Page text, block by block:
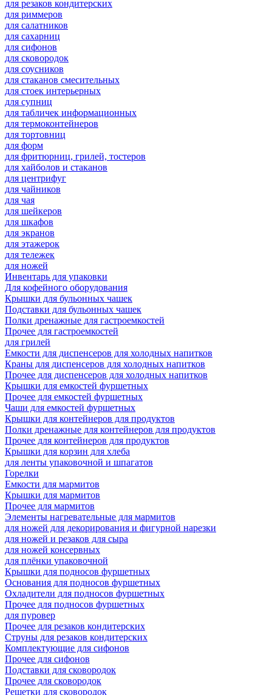
для резаков кондитерских
для риммеров
для салатников
для сахарниц
для сифонов
для сковородок
для соусников
для стаканов смесительных
для стоек интерьерных
для супниц
для табличек информационных
для термоконтейнеров
для тортовниц
для форм
для фритюрниц, грилей, тостеров
для хайболов и стаканов
для центрифуг
для чайников
для чая
для шейкеров
для шкафов
для экранов
для этажерок
для тележек
для ножей
Инвентарь для упаковки
Для кофейного оборудования
Крышки для бульонных чашек
Подставки для бульонных чашек
Полки дренажные для гастроемкостей
Прочее для гастроемкостей
для грилей
Емкости для диспенсеров для холодных напитков
Краны для диспенсеров для холодных напитков
Прочее для диспенсеров для холодных напитков
Крышки для емкостей фуршетных
Прочее для емкостей фуршетных
Чаши для емкостей фуршетных
Крышки для контейнеров для продуктов
Полки дренажные для контейнеров для продуктов
Прочее для контейнеров для продуктов
Крышки для корзин для хлеба
для ленты упаковочной и шпагатов
Горелки
Емкости для мармитов
Крышки для мармитов
Прочее для мармитов
Элементы нагревательные для мармитов
для ножей для декорирования и фигурной нарезки
для ножей и резаков для сыра
для ножей консервных
для плёнки упаковочной
Крышки для подносов фуршетных
Основания для подносов фуршетных
Охладители для подносов фуршетных
Прочее для подносов фуршетных
для пуровер
Прочее для резаков кондитерских
Струны для резаков кондитерских
Комплектующие для сифонов
Прочее для сифонов
Подставки для сковородок
Прочее для сковородок
Решетки для сковородок